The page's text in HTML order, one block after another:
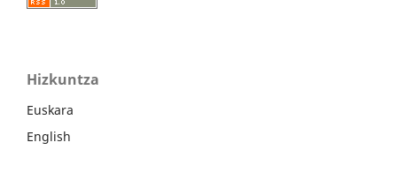
Hizkuntza
Euskara
English